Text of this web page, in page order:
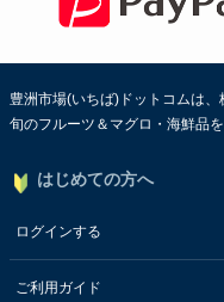
豊洲市場(いちば)ドットコムは
旬のフルーツ＆マグロ・海鮮品
はじめての方へ
ログインする
ご利用ガイド